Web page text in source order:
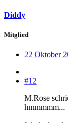
Diddy
Mitglied
22 Oktober
#12
M.Rose
hmmmmm...